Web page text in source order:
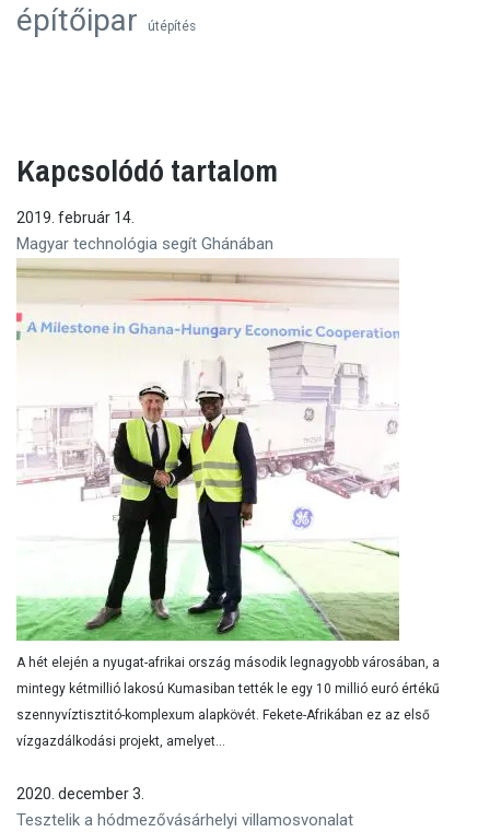
építőipar útépítés
Kapcsolódó tartalom
2019. február 14.
Magyar technológia segít Ghánában
A hét elején a nyugat-afrikai ország második legnagyobb városában, a
mintegy kétmillió lakosú Kumasiban tették le egy 10 millió euró értékű
szennyvíztisztitó-komplexum alapkövét. Fekete-Afrikában ez az első
vízgazdálkodási projekt, amelyet...
2020. december 3.
Tesztelik a hódmezővásárhelyi villamosvonalat